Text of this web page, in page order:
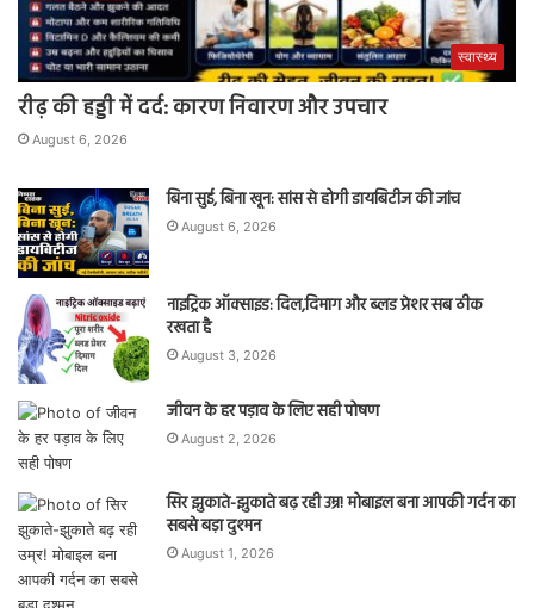
स्वास्थ्य
रीढ़ की हड्डी में दर्द: कारण निवारण और उपचार
August 6, 2026
बिना सुई, बिना खून: सांस से होगी डायबिटीज की जांच
August 6, 2026
नाइट्रिक ऑक्साइड: दिल,दिमाग और ब्लड प्रेशर सब ठीक
रखता है
August 3, 2026
जीवन के हर पड़ाव के लिए सही पोषण
August 2, 2026
सिर झुकाते-झुकाते बढ़ रही उम्र! मोबाइल बना आपकी गर्दन का
सबसे बड़ा दुश्मन
August 1, 2026